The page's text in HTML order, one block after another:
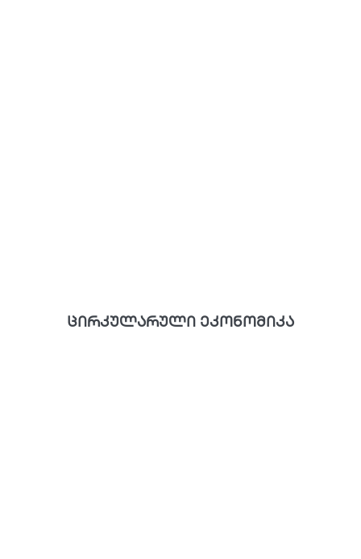
ცირკულარული ეკონომიკა